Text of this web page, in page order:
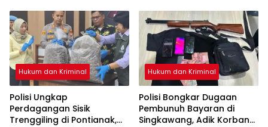
Hukum dan Kriminal
Polisi Ungkap
Perdagangan Sisik
Trenggiling di Pontianak,
Hukum dan Kriminal
Polisi Bongkar Dugaan
Pembunuh Bayaran di
Singkawang, Adik Korban